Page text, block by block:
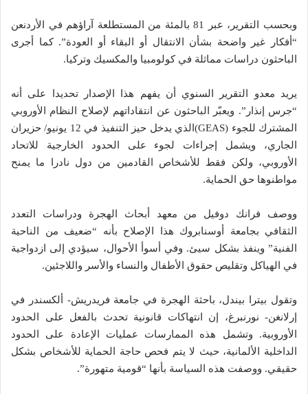
وبحسب التقرير، عبر 81 بالمئة من المستطلعة آراؤهم في الأردنعن
“أفكار غير واضحة بشأن الانتقال أو البقاء أو العودة”. كما أجرى
الباحثون دراسات مماثلة في كولومبيا والمكسيك وتركيا.
يريد معدو التقرير السنوي أن يفهم هذا الإصدار تحديدا على أنه
“جرس إنذار”. ويعبّر الباحثون عن انتقاداتهم لإصلاح النظام الأوروبي
المشترك للجوء (GEAS)الذي يدخل حيز التنفيذ في 12 يونيو/ حزيران
الجاري، ويشمل إجراءات لجوء على الحدود الخارجية للاتحاد
الأوروبي، ولكن فقط للأشخاص القادمين من دول نادرا ما يمنح
مواطنوها حق الحماية.
ووصف فرانك دوفيل من معهد أبحاث الهجرة ودراسات التعدد
الثقافي بجامعة أوسنابروك هذا الإصلاح بأنه “ضعيف من الناحية
الفنية” وينفذ بشكل سيئ. وفي أسوأ الأحوال، سيؤدي إلى ازدواجية
في الهياكل وتقليص حقوق الأطفال والنساء والأسر واللاجئين.
وتقول بيترا بيندل، باحثة الهجرة في جامعة فريدريش- ألكسندر في
إرلانغن- نورنبرغ، إن انتهاكات قانونية تحدث بالفعل على الحدود
الأوروبية. وتشمل هذه الممارسات عمليات الإعادة على الحدود
الداخلية الألمانية، حيث لا يتم فحص حاجة الحماية للأشخاص بشكل
حقيقي. ووصفت هذه السياسة بأنها “قومية متهورة”.